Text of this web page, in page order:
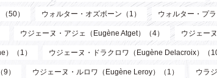
50） ウォルター・オズボーン（1） ウォルター・プラ
ウジェーヌ・アジェ（Eugène Atget）（4） ウジェー
）（1） ウジェーヌ・ドラクロワ（Eugène Delacroix）（10
） ウジェーヌ・ルロワ（Eugène Leroy）（1） ウラ